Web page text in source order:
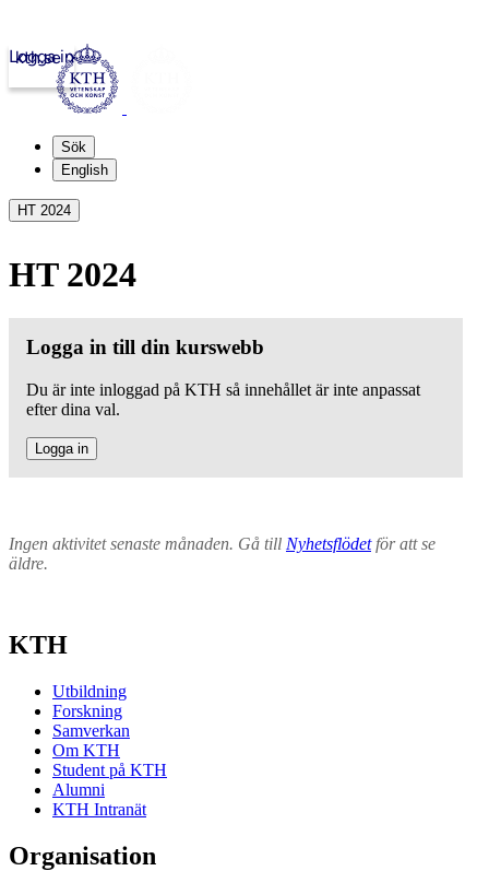
kth.se
Logga in
Sök
English
HT 2024
HT 2024
Logga in till din kurswebb
Du är inte inloggad på KTH så innehållet är inte anpassat
efter dina val.
Logga in
Ingen aktivitet senaste månaden. Gå till Nyhetsflödetför att se
äldre.
KTH
Utbildning
Forskning
Samverkan
Om KTH
Student på KTH
Alumni
KTH Intranät
Organisation